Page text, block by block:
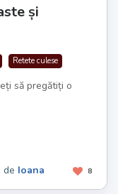
și
Retete culese
să pregătiți o
8
de Ioana